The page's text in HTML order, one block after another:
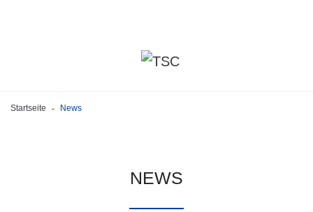
Startseite - News
NEWS